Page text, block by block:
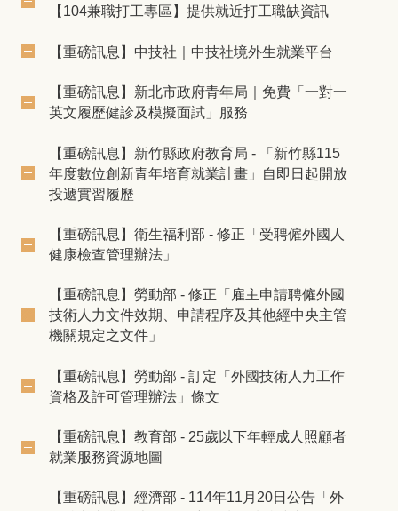
【104兼職打工專區】提供就近打工職缺資訊
【重磅訊息】中技社｜中技社境外生就業平台
【重磅訊息】新北市政府青年局｜免費「一對一
英文履歷健診及模擬面試」服務
【重磅訊息】新竹縣政府教育局 - 「新竹縣115
年度數位創新青年培育就業計畫」自即日起開放
投遞實習履歷
【重磅訊息】衛生福利部 - 修正「受聘僱外國人
健康檢查管理辦法」
【重磅訊息】勞動部 - 修正「雇主申請聘僱外國
技術人力文件效期、申請程序及其他經中央主管
機關規定之文件」
【重磅訊息】勞動部 - 訂定「外國技術人力工作
資格及許可管理辦法」條文
【重磅訊息】教育部 - 25歲以下年輕成人照顧者
就業服務資源地圖
【重磅訊息】經濟部 - 114年11月20日公告「外